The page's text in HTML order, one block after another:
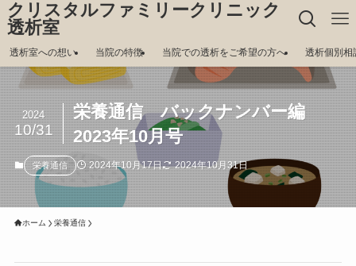
クリスタルファミリークリニック
透析室
透析室への想い 当院の特徴 当院での透析をご希望の方へ 透析個別相
栄養通信 バックナンバー編
2023年10月号
2024
10/31
栄養通信 2024年10月17日 2024年10月31日
ホーム 栄養通信